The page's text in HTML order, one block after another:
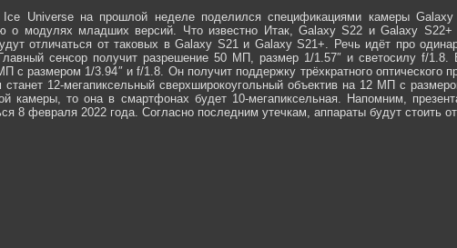
Ice Universe на прошлой неделе поделился спецификациями камеры
о модулях младших версий. Что известно Итак, Galaxy S22 и Galaxy S22+
отличаться от таковых в Galaxy S21 и Galaxy S21+. Речь идёт про
сенсор получит разрешение 50 МП, размер 1/1.57″ и светосилу f/1.8.
с размером 1/3.94″ и f/1.8. Он получит поддержку трёхкратного оптического
12-мегапиксельный сверхширокоугольный объектив на 12 МП с
камеры, то она в смартфонах будет 10-мегапиксельная. Напомним,
8 февраля 2022 года. Согласно последним утечкам, аппараты будут стоить от